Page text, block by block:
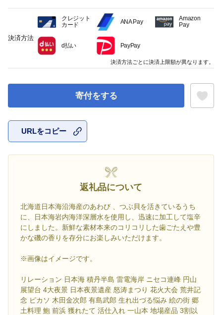
寄付をする
URLをコピー
返礼品について
北海道日本海沿海産のあわび 、つぶ貝を活きているうち
に、日本海岩内海洋深層水を使用し、迅速に加工して塩辛
にしました。新鮮な素材本来のコリコリした歯ごたえや豊
かな磯の香りを存分にお楽しみいただけます。
※画像はイメージです。
リレーション 日本海 積丹半島 雷電海岸 ニセコ連峰 円山
展望台 4大夜景 日本夜景遺産 怒涛まつり 花火大会 荒井記
念 ピカソ 木田金次郎 有島武郎 生れ出づる悩み 絵の街 郷
土料理 鮑 前浜 獲れたて 活仕入れ 一山本 地場産品 3割以
決済方法
クレジット
カード
ANA Pay
Amazon
Pay
d払い PayPay
決済方法ごとに決済上限額が異なります。